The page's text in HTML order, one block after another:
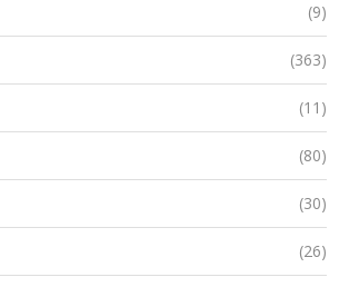
(9)
(363)
(11)
(80)
(30)
(26)